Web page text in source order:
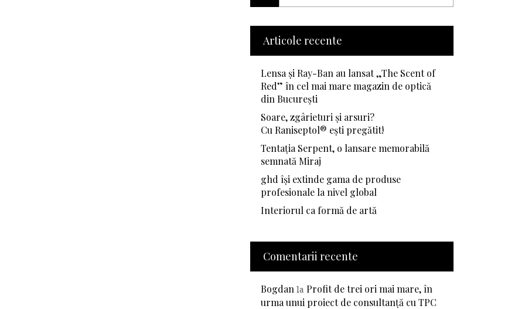
Articole recente
Lensa și Ray-Ban au lansat „The Scent of
Red” în cel mai mare magazin de optică
din București
Soare, zgârieturi și arsuri?
Cu Raniseptol® ești pregătit!
Tentația Serpent, o lansare memorabilă
semnată Miraj
ghd își extinde gama de produse
profesionale la nivel global
Interiorul ca formă de artă
Comentarii recente
Bogdan laProfit de trei ori mai mare, în
urma unui proiect de consultanță cu TPC